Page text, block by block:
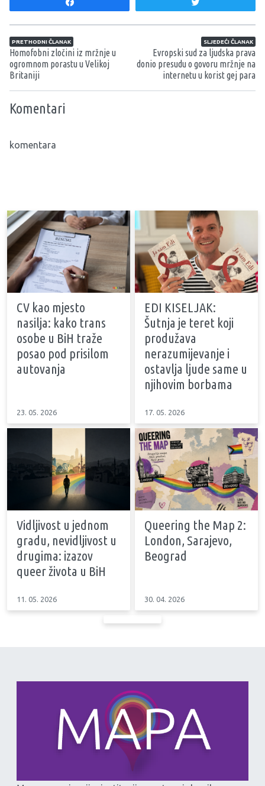
Navigacija članaka
PRETHODNI ČLANAK
Homofobni zločini iz mržnje u
ogromnom porastu u Velikoj
Britaniji
SLJEDEĆI ČLANAK
Evropski sud za ljudska prava
donio presudu o govoru mržnje na
internetu u korist gej para
Komentari
komentara
CV kao mjesto
nasilja: kako trans
osobe u BiH traže
posao pod prisilom
autovanja
23. 05. 2026
EDI KISELJAK:
Šutnja je teret koji
produžava
nerazumijevanje i
ostavlja ljude same u
njihovim borbama
17. 05. 2026
Vidljivost u jednom
gradu, nevidljivost u
drugima: izazov
queer života u BiH
11. 05. 2026
Queering the Map 2:
London, Sarajevo,
Beograd
30. 04. 2026